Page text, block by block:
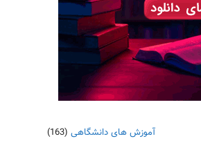
آموزش های دانشگاهی (163)